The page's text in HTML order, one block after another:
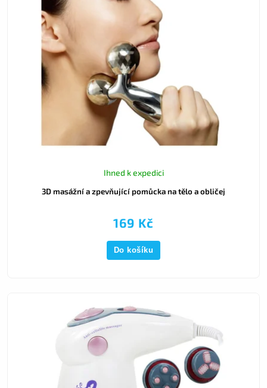
3D masážní a zpevňující pomůcka na tělo a obličej
Ihned k expedici
169 Kč
Do košíku